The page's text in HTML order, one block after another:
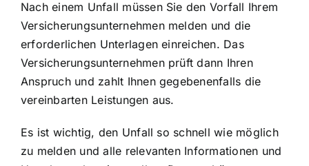
Nach einem Unfall müssen Sie den Vorfall Ihrem
Versicherungsunternehmen melden und die
erforderlichen Unterlagen einreichen. Das
Versicherungsunternehmen prüft dann Ihren
Anspruch und zahlt Ihnen gegebenenfalls die
vereinbarten Leistungen aus.
Es ist wichtig, den Unfall so schnell wie möglich
zu melden und alle relevanten Informationen und